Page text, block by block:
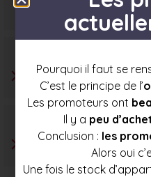
198 500 € 213
Pourquoi il faut se
C’est le principe de l’
Les promoteurs ont
Il y a peu
Conclusion : les
Alors oui
Une fois le stock